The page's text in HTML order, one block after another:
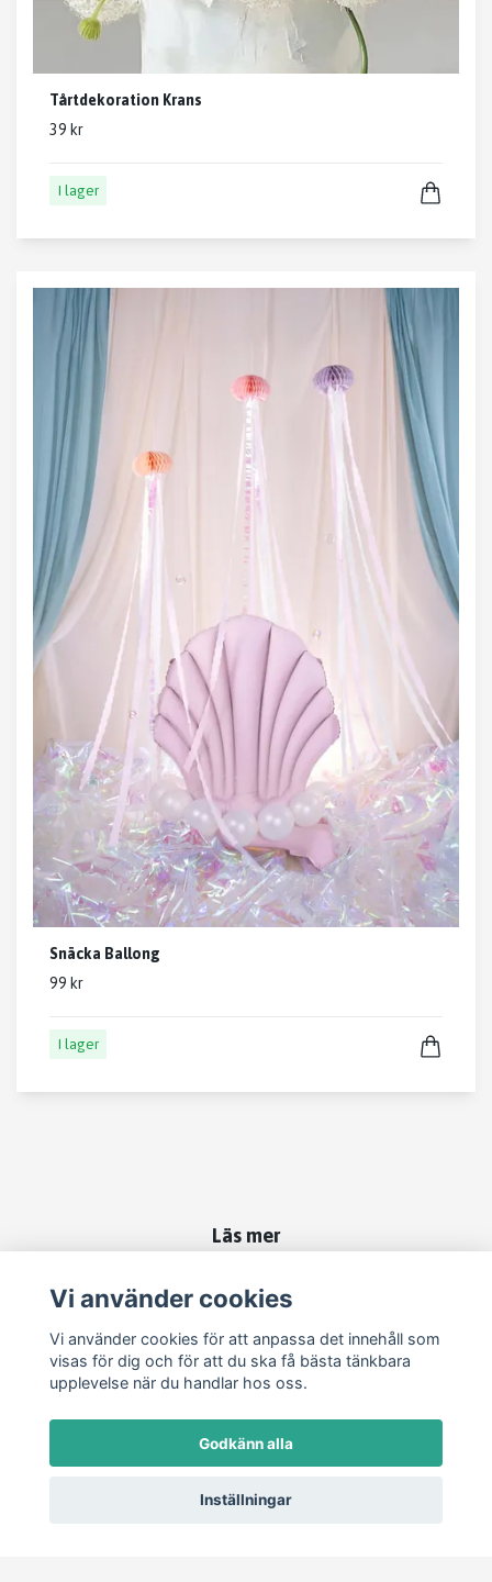
Tårtdekoration Krans
39 kr
I lager
Snäcka Ballong
99 kr
I lager
Läs mer
Köpvillkor
Sociala medier
Vi använder cookies
Vi använder cookies för att anpassa det innehåll som
visas för dig och för att du ska få bästa tänkbara
upplevelse när du handlar hos oss.
Godkänn alla
Inställningar